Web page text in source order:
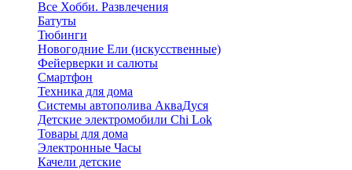
Все Хобби. Развлечения
Батуты
Тюбинги
Новогодние Ели (искусственные)
Фейерверки и салюты
Смартфон
Техника для дома
Системы автополива АкваДуся
Детские электромобили Chi Lok
Товары для дома
Электронные Часы
Качели детские